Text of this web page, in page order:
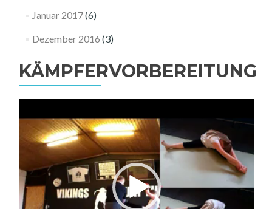
Januar 2017(6)
Dezember 2016 (3)
KÄMPFERVORBEREITUNG
Player